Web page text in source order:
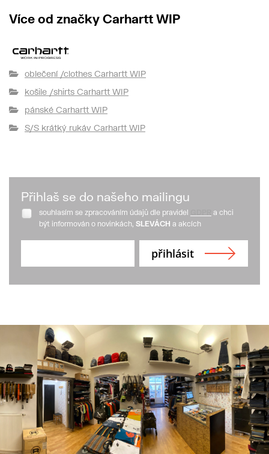
Více od značky Carhartt WIP
oblečení /clothes Carhartt WIP
košile /shirts Carhartt WIP
pánské Carhartt WIP
S/S krátký rukáv Carhartt WIP
Přihlaš se do našeho mailingu
souhlasím se zpracováním údajů dle pravidel
a chci
být informován o novinkách, SLEVÁCH a akcích